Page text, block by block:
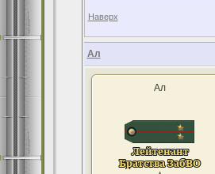
Наверх
Ал
Ал